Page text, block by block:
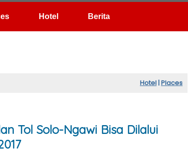
Berita
Hotel|Places
Tol Solo-Ngawi Bisa Dilalui